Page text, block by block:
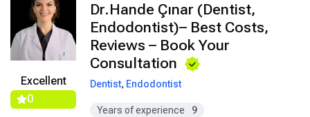
Excellent
0
Dr.Hande Çınar (Dentist,
Endodontist)– Best Costs,
Reviews – Book Your
Consultation
Dentist, Endodontist
Years of experience
9